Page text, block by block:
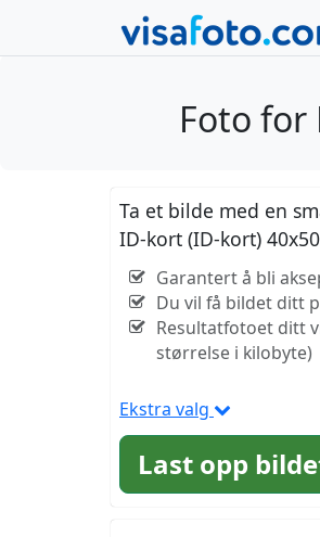
Foto for
Ta et bilde med en
ID-kort (ID-kort)
Garantert å bli
Du vil få bildet ditt
Resultatfotoet ditt
størrelse i kilobyte)
Ekstra valg
Last opp